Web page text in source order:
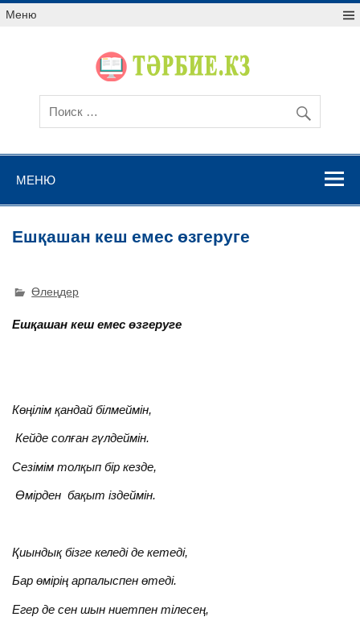
Меню
МЕНЮ
Ешқашан кеш емес өзгеруге
Өлеңдер
Ешқашан кеш емес өзгеруге
Көңілім қандай білмеймін,
Кейде солған гүлдеймін.
Сезімім толқып бір кезде,
Өмірден бақыт іздеймін.
Қиындық бізге келеді де кетеді,
Бар өмірің арпалыспен өтеді.
Егер де сен шын ниетпен тілесең,